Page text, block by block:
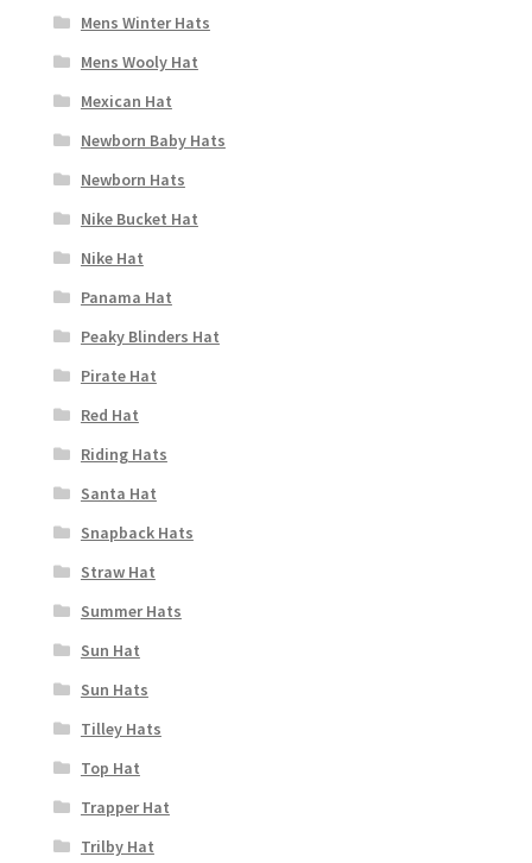
Mens Winter Hats
Mens Wooly Hat
Mexican Hat
Newborn Baby Hats
Newborn Hats
Nike Bucket Hat
Nike Hat
Panama Hat
Peaky Blinders Hat
Pirate Hat
Red Hat
Riding Hats
Santa Hat
Snapback Hats
Straw Hat
Summer Hats
Sun Hat
Sun Hats
Tilley Hats
Top Hat
Trapper Hat
Trilby Hat